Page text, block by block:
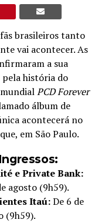
brasileiros tanto
vai acontecer. As
a sua
pela história do
PCD Forever
álbum de
acontecerá no
em São Paulo.
e Private Bank:
agosto (9h59).
Itaú:De 6 de
(9h59).